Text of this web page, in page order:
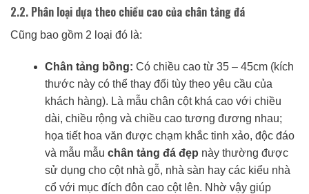
2.2. Phân loại dựa theo chiều cao của chân tảng đá
Cũng bao gồm 2 loại đó là:
Chân tảng bồng: Có chiều cao từ 35 – 45cm (kích
thước này có thể thay đổi tùy theo yêu cầu của
khách hàng). Là mẫu chân cột khá cao với chiều
dài, chiều rộng và chiều cao tương đương nhau;
họa tiết hoa văn được chạm khắc tinh xảo, độc đáo
và mẫu mẫu chân tảng đá đẹp này thường được
sử dụng cho cột nhà gỗ, nhà sàn hay các kiểu nhà
cổ với mục đích đôn cao cột lên. Nhờ vậy giúp